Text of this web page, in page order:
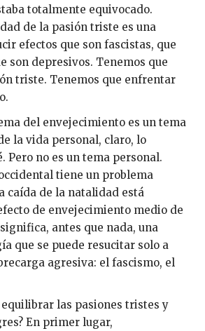
totalmente equivocado.
de la pasión triste es una
efectos que son fascistas, que
son depresivos. Tenemos que
triste. Tenemos que enfrentar
del envejecimiento es un tema
la vida personal, claro, lo
Pero no es un tema personal.
tiene un problema
caída de la natalidad está
de envejecimiento medio de
antes que nada, una
que se puede resucitar solo a
agresiva: el fascismo, el
equilibrar las pasiones tristes y
En primer lugar,